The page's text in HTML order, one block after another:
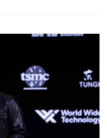
。現貨部分大舉買超368.1億
貨也轉為2249口空單。外資
貨高達698點的正價差，究竟
避險？仍需時間觀察。所幸投
同步偏多，短線仍有利台股